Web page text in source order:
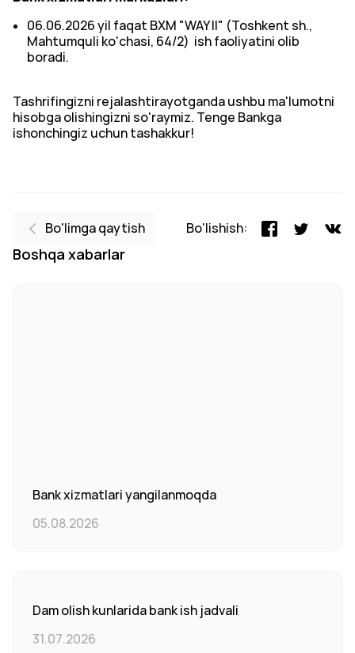
06.06.2026 yil faqat BXM "WAY II" (Toshkent sh.,
Mahtumquli ko'chasi, 64/2) ish faoliyatini olib
boradi.
Tashrifingizni rejalashtirayotganda ushbu ma'lumotni
hisobga olishingizni so'raymiz. Tenge Bankga
ishonchingiz uchun tashakkur!
Bo'limga qaytish Bo'lishish:
Boshqa xabarlar
Bank xizmatlari yangilanmoqda
05.08.2026
Dam olish kunlarida bank ish jadvali
31.07.2026